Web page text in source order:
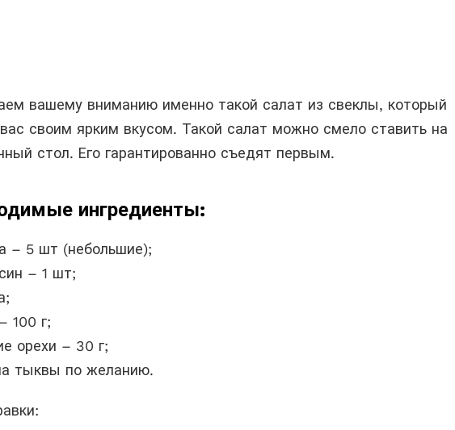
вашему вниманию именно такой салат из свеклы, который
своим ярким вкусом. Такой салат можно смело ставить на
стол. Его гарантированно съедят первым.
ингредиенты:
– 5 шт (небольшие);
– 1 шт;
100 г;
орехи – 30 г;
тыквы по желанию.